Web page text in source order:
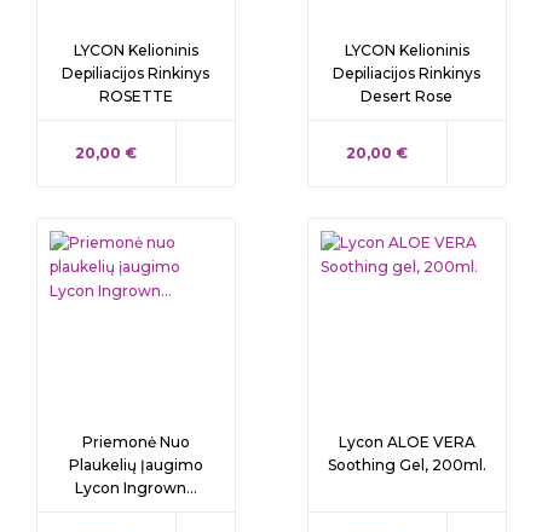
LYCON Kelioninis
Depiliacijos Rinkinys
ROSETTE
KAINA
20,00 €
LYCON Kelioninis
Depiliacijos Rinkinys
Desert Rose
KAINA
20,00 €
Priemonė Nuo
Plaukelių Įaugimo
Lycon Ingrown...
Lycon ALOE VERA
Soothing Gel, 200ml.